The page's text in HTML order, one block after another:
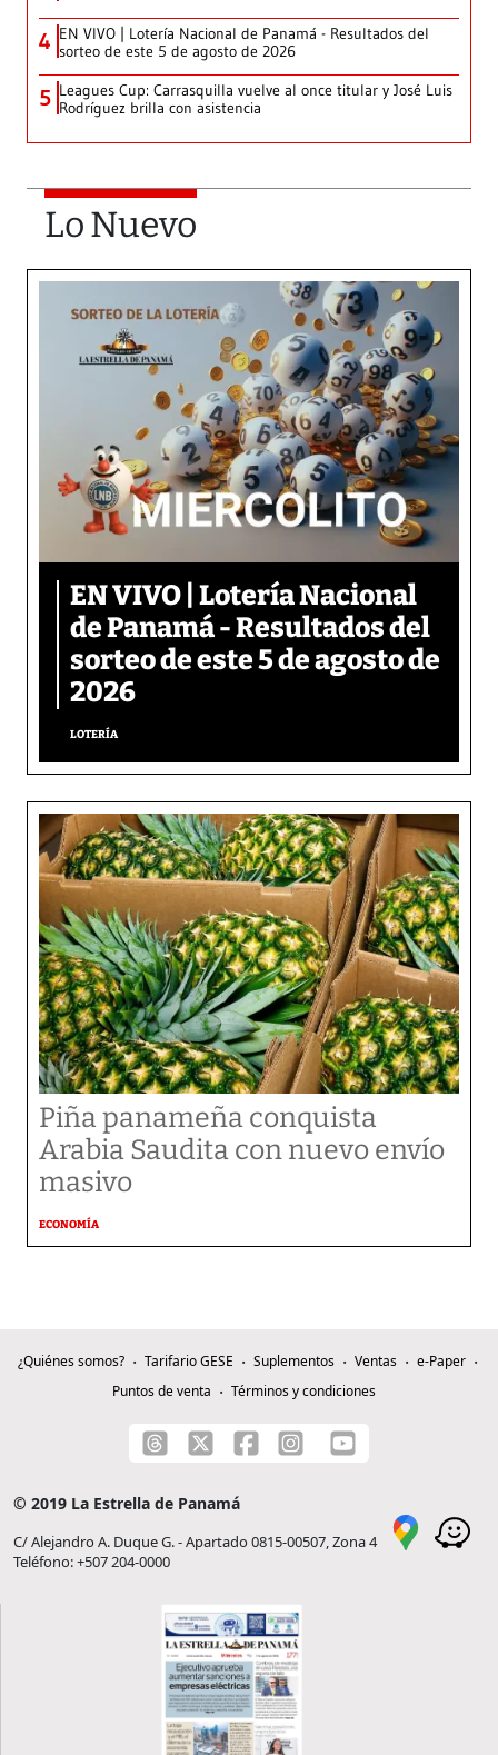
4 EN VIVO | Lotería Nacional de Panamá - Resultados del
sorteo de este 5 de agosto de 2026
5 Leagues Cup: Carrasquilla vuelve al once titular y José Luis
Rodríguez brilla con asistencia
Lo Nuevo
EN VIVO | Lotería Nacional
de Panamá - Resultados del
sorteo de este 5 de agosto de
2026
LOTERÍA
Piña panameña conquista
Arabia Saudita con nuevo envío
masivo
ECONOMÍA
¿Quiénes somos? Tarifario GESE Suplementos Ventas
e-Paper
Puntos de venta
Términos y condiciones
© 2019 La Estrella de Panamá
C/ Alejandro A. Duque G. - Apartado 0815-00507, Zona 4
Teléfono: +507 204-0000